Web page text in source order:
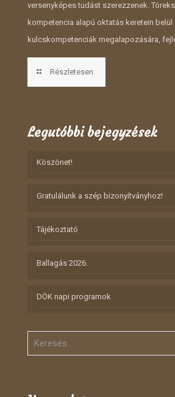
versenyképes tudást szerezzenek.
kompetencia alapú oktatás keretein belül
kulcskompetenciák megalapozására,
Részletesen
Legutóbbi bejegyzések
Köszönet!
Gratulálunk a szép bizonyítványhoz!
Tájékoztató
Ballagás 2026.
DÖK napi programok